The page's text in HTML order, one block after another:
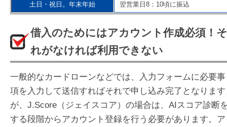
土日・祝日。年末年始 翌営業日8：10頃に振込
借入のためにはアカウント作成必須！そ
れがなければ利用できない
一般的なカードローンなどでは、入力フォームに必要事
項を入力して送信すればそれで申し込み完了となります
が、J.Score（ジェイスコア）の場合は、AIスコア診断
する段階からアカウント登録を行う必要があります。ア